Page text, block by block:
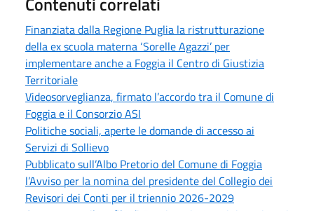
Finanziata dalla Regione Puglia la ristrutturazione
della ex scuola materna ‘Sorelle Agazzi’ per
implementare anche a Foggia il Centro di Giustizia
Territoriale
Videosorveglianza, firmato l’accordo tra il Comune di
Foggia e il Consorzio ASI
Politiche sociali, aperte le domande di accesso ai
Servizi di Sollievo
Pubblicato sull’Albo Pretorio del Comune di Foggia
l’Avviso per la nomina del presidente del Collegio dei
Revisori dei Conti per il triennio 2026-2029